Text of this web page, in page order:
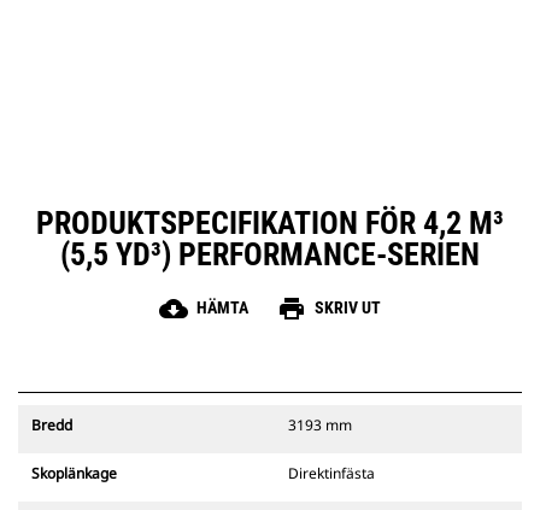
PRODUKTSPECIFIKATION FÖR 4,2 M³
(5,5 YD³) PERFORMANCE-SERIEN
cloud_download HÄMTA print SKRIV UT
Bredd 3193 mm
Skoplänkage Direktinfästa